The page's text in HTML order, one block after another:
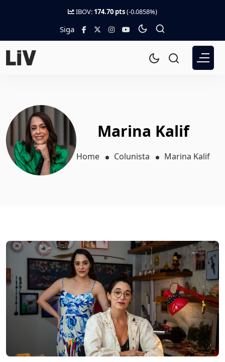
IBOV: 174.70 pts(-0.0858%)
Siga
Marina Kalif
Home Colunista Marina Kalif